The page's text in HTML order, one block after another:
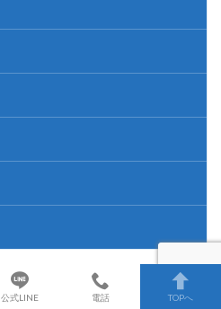
お餅のカビを食べたら危険？知っ
公式LINE 電話 TOPへ